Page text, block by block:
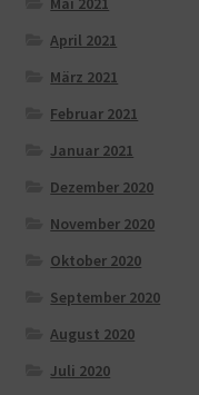
April 2021
März 2021
Februar 2021
Januar 2021
Dezember 2020
November 2020
Oktober 2020
September 2020
August 2020
Juli 2020